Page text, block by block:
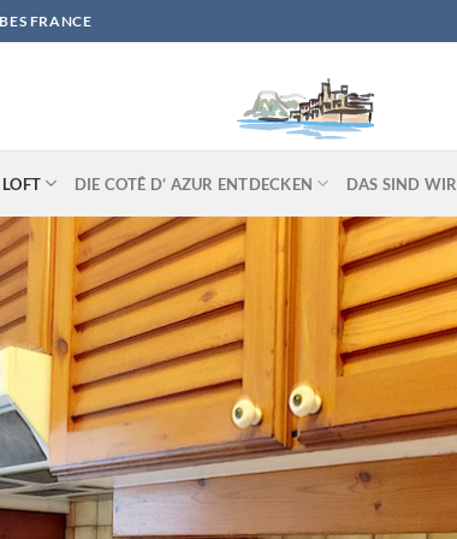
FRANCE
DIE COTÊ D‘ AZUR ENTDECKEN DAS SIND WIR